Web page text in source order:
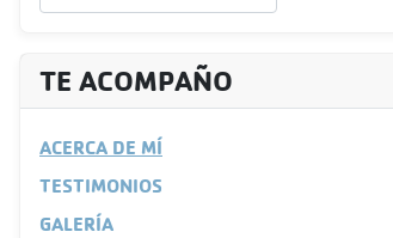
TE ACOMPAÑO
ACERCA DE MÍ
TESTIMONIOS
GALERÍA